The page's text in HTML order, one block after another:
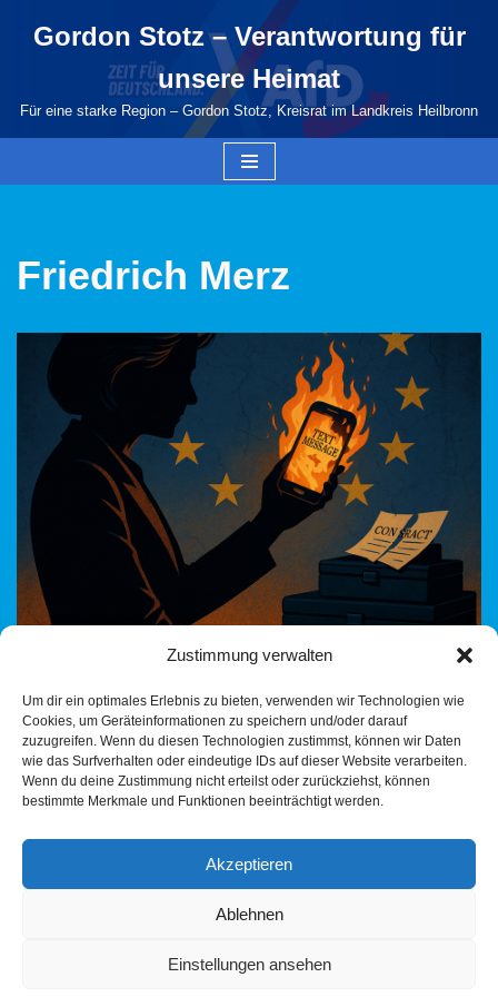
Zustimmung verwalten
Um dir ein optimales Erlebnis zu bieten, verwenden wir Technologien wie
Cookies, um Geräteinformationen zu speichern und/oder darauf
zuzugreifen. Wenn du diesen Technologien zustimmst, können wir Daten
wie das Surfverhalten oder eindeutige IDs auf dieser Website verarbeiten.
Wenn du deine Zustimmung nicht erteilst oder zurückziehst, können
bestimmte Merkmale und Funktionen beeinträchtigt werden.
Akzeptieren
Ablehnen
Einstellungen ansehen
springen
Gordon Stotz – Verantwortung für
unsere Heimat
Für eine starke Region – Gordon Stotz, Kreisrat im Landkreis Heilbronn
Friedrich Merz
Jahrzehnten ihre Transparenzlosigkeit kultiviert Ursula von der
Leyen, einst Verteidigungsministerin mit schwindelerregendem
Berater-Sumpf, heute Präsidentin…Weiterlesen »